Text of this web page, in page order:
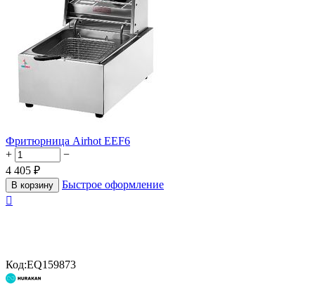
Фритюрница Airhot EEF6
+
−
4 405 ₽
В корзину
Быстрое оформление

Код:EQ159873